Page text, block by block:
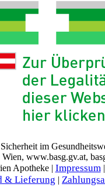
im
Wien, www.basg.gv.at,
Apotheke | Impressum|
& Lieferung |